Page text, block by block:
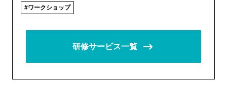
ワークショップ
研修サービス一覧